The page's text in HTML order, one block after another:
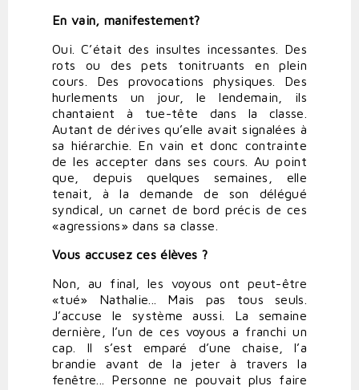
En vain, manifestement?
Oui. C’était des insultes incessantes. Des
rots ou des pets tonitruants en plein
cours. Des provocations physiques. Des
hurlements un jour, le lendemain, ils
chantaient à tue-tête dans la classe.
Autant de dérives qu’elle avait signalées à
sa hiérarchie. En vain et donc contrainte
de les accepter dans ses cours. Au point
que, depuis quelques semaines, elle
tenait, à la demande de son délégué
syndical, un carnet de bord précis de ces
«agressions» dans sa classe.
Vous accusez ces élèves ?
Non, au final, les voyous ont peut-être
«tué» Nathalie... Mais pas tous seuls.
J’accuse le système aussi. La semaine
dernière, l’un de ces voyous a franchi un
cap. Il s’est emparé d’une chaise, l’a
brandie avant de la jeter à travers la
fenêtre... Personne ne pouvait plus faire